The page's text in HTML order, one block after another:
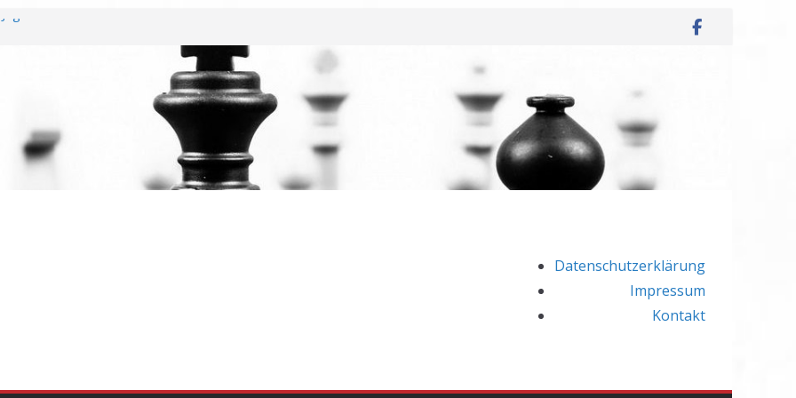
wieder ein voller
unterzeichnen Fairplay
erfolgreichem Rheinland-Pfalz Open –
perfekt
Datenschutzerklärung
Impressum
Kontakt